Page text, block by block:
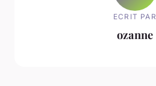
ECRIT PAR
ozanne